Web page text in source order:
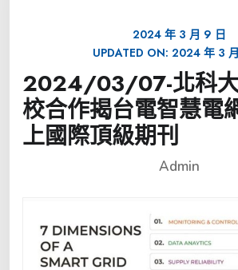
2024 年 3 月 9 日
UPDATED ON: 2024 年 3
2024/03/07-北科
校合作揭台電智慧電
上國際頂級期刊
Admin